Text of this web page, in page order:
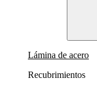
Lámina de acero
Recubrimientos